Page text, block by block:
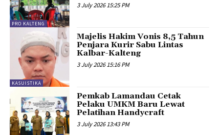
PRO KALTENG
3 July 2026 15:25 PM
KASUISTIKA
Majelis Hakim Vonis 8,5 Tahun
Penjara Kurir Sabu Lintas
Kalbar-Kalteng
3 July 2026 15:16 PM
Pemkab Lamandau Cetak
Pelaku UMKM Baru Lewat
Pelatihan Handycraft
3 July 2026 13:43 PM